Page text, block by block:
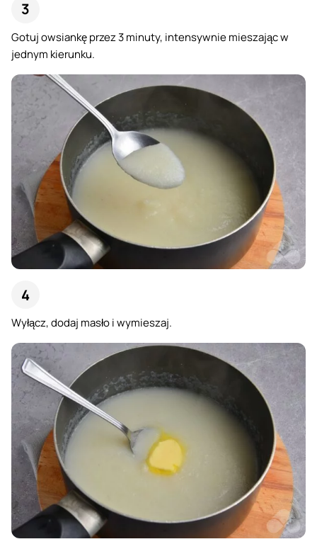
Gotuj owsiankę przez 3 minuty, intensywnie mieszając w
jednym kierunku.
Wyłącz, dodaj masło i wymieszaj.